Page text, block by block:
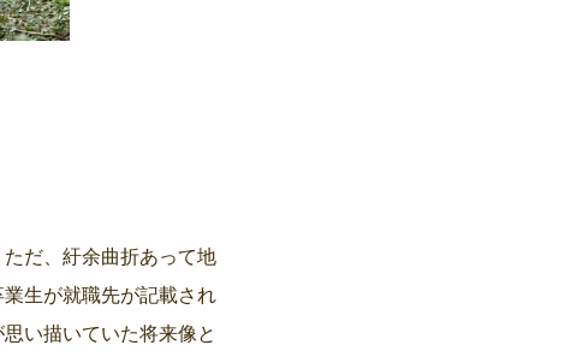
だ、紆余曲折あって地
生が就職先が記載され
い描いていた将来像と